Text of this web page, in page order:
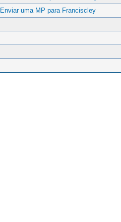
Enviar uma MP para Franciscley